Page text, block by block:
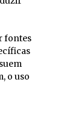
fontes
o uso